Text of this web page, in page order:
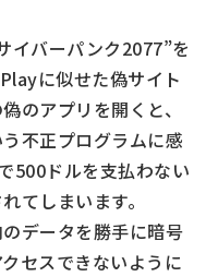
イバーパンク2077”を
に似せた偽サイト
のアプリを開くと、
不正プログラムに感
500ドルを支払わない
てしまいます。
データを勝手に暗号
セスできないように